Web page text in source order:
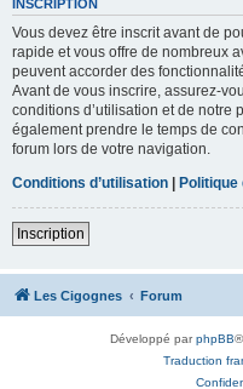
INSCRIPTION
Vous devez être inscrit avant de
rapide et vous offre de nombreux
peuvent accorder des
Avant de vous inscrire, assurez-
conditions d’utilisation et de notre
également prendre le temps de
forum lors de votre navigation.
Conditions d’utilisation | Politique
Inscription
Les Cigognes Forum
Développé parphpBB
Traduction